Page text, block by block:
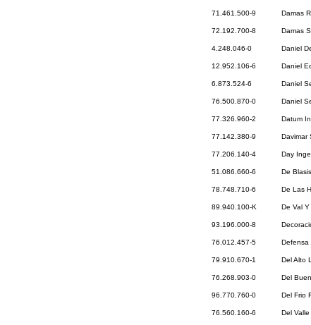
71.461.500-9 Damas
72.192.700-8 Damas
4.248.046-0 Daniel
12.952.106-6 Daniel
6.873.524-6 Daniel
76.500.870-0 Daniel
77.326.960-2 Datum
77.142.380-9 Davimar
77.206.140-4 Day
51.086.660-6 De
78.748.710-6 De Las
89.940.100-K De Val
93.196.000-8
76.012.457-5 Defensa
79.910.670-1 Del Alto
76.268.903-0 Del
96.770.760-0 Del Frio
76.560.160-6 Del